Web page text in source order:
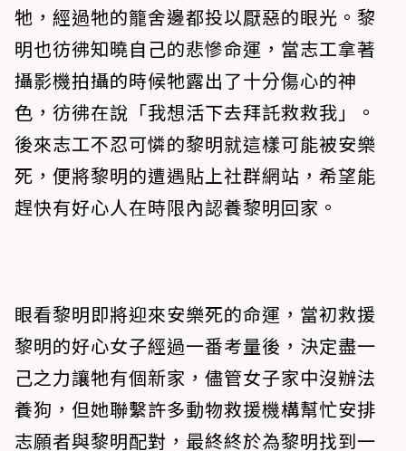
牠，經過牠的籠舍邊都投以厭惡的眼光。黎
明也彷彿知曉自己的悲慘命運，當志工拿著
攝影機拍攝的時候牠露出了十分傷心的神
色，彷彿在說「我想活下去拜託救救我」。
後來志工不忍可憐的黎明就這樣可能被安樂
死，便將黎明的遭遇貼上社群網站，希望能
趕快有好心人在時限內認養黎明回家。
眼看黎明即將迎來安樂死的命運，當初救援
黎明的好心女子經過一番考量後，決定盡一
己之力讓牠有個新家，儘管女子家中沒辦法
養狗，但她聯繫許多動物救援機構幫忙安排
志願者與黎明配對，最終終於為黎明找到一